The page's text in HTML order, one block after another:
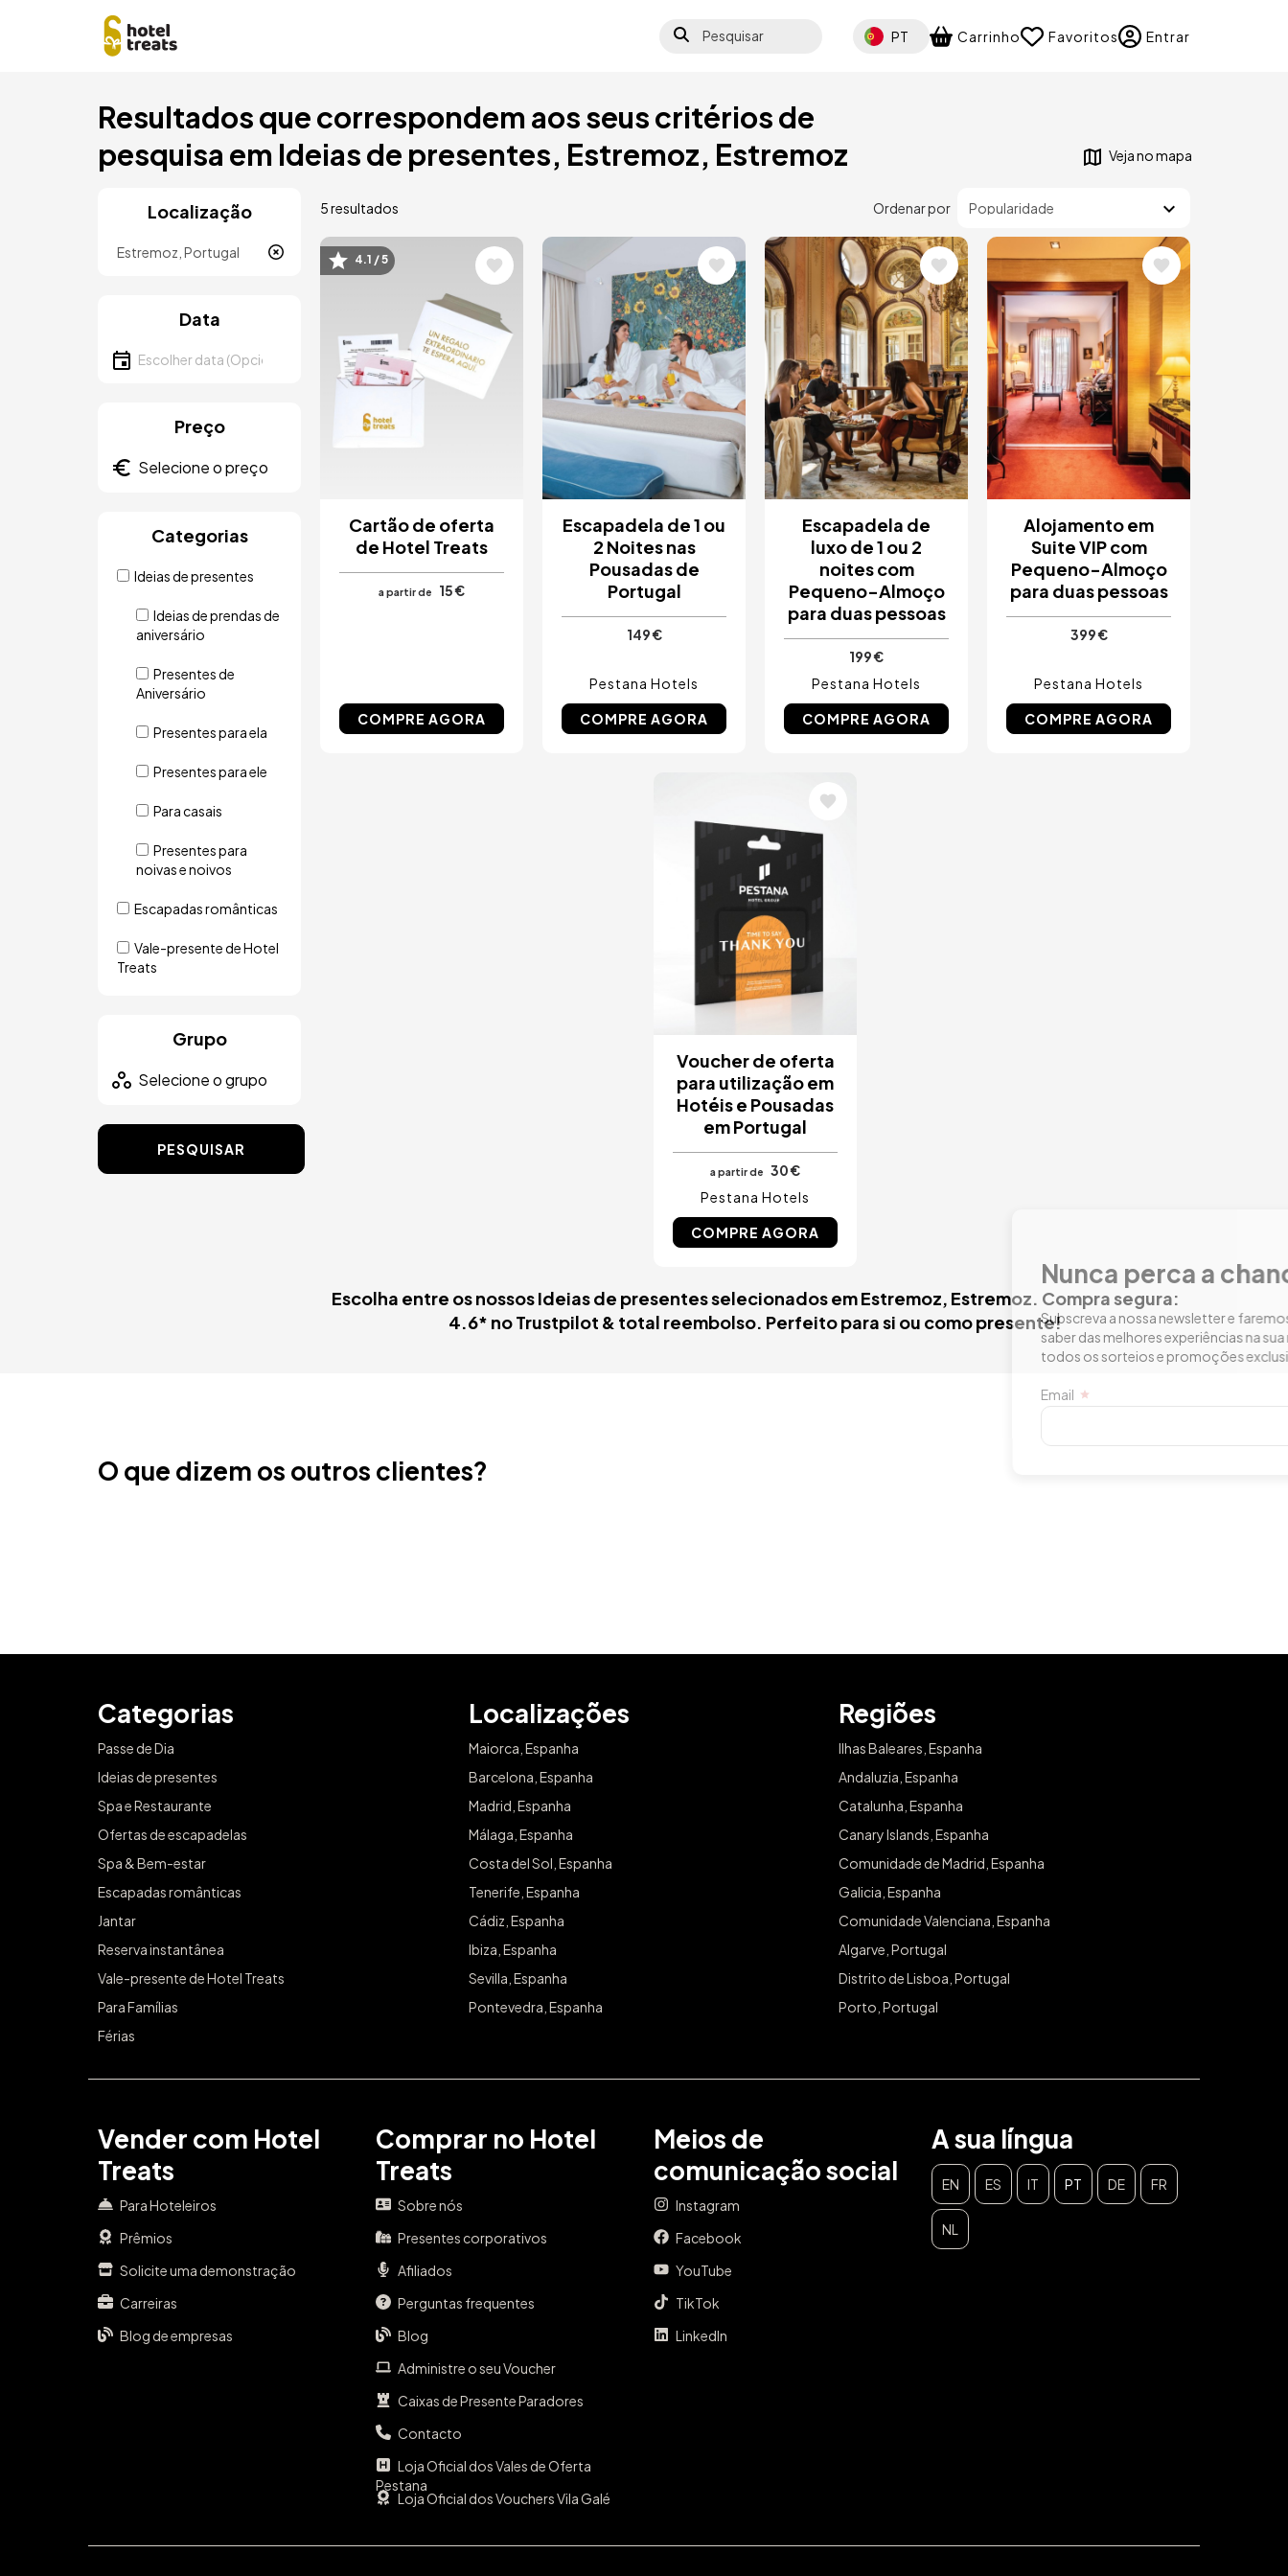
Pesquisar Select your language
PT Carrinho Favoritos Entrar
Resultados que correspondem aos seus critérios de
pesquisa em Ideias de presentes, Estremoz, Estremoz
Veja no mapa
Localização
Data
Escolher data
Preço
Categorias
Ideias de presentes
Ideias de prendas de
aniversário
Presentes de
Aniversário
Presentes para ela
Presentes para ele
Para casais
Presentes para
noivas e noivos
Escapadas românticas
Vale-presente de Hotel
Treats
Grupo
PESQUISAR
Ordenar por
5 resultados
Imagem
4.1 / 5
Cartão de oferta
de Hotel Treats
a partir de 15 €
COMPRE AGORA
Imagem
Escapadela de 1 ou
2 Noites nas
Pousadas de
Portugal
149 €
Pestana Hotels
COMPRE AGORA
Imagem
Escapadela de
luxo de 1 ou 2
noites com
Pequeno-Almoço
para duas pessoas
199 €
Pestana Hotels
COMPRE AGORA
Imagem
Alojamento em
Suite VIP com
Pequeno-Almoço
para duas pessoas
399 €
Pestana Hotels
COMPRE AGORA
Voucher de oferta
para utilização em
Hotéis e Pousadas
em Portugal
a partir de
30 €
Pestana Hotels
COMPRE AGORA
Escolha entre os nossos Ideias de presentes selecionados em Estremoz, Estremoz. Compra segura:
4.6* no Trustpilot & total reembolso. Perfeito para si ou como presente!
O que dizem os outros clientes?
Categorias
Passe de Dia
Ideias de presentes
Spa e Restaurante
Ofertas de escapadelas
Spa & Bem-estar
Escapadas românticas
Jantar
Reserva instantânea
Vale-presente de Hotel Treats
Para Famílias
Férias
Localizações
Maiorca, Espanha
Barcelona, Espanha
Madrid, Espanha
Málaga, Espanha
Costa del Sol, Espanha
Tenerife, Espanha
Cádiz, Espanha
Ibiza, Espanha
Sevilla, Espanha
Pontevedra, Espanha
Regiões
Ilhas Baleares, Espanha
Andaluzia, Espanha
Catalunha, Espanha
Canary Islands, Espanha
Comunidade de Madrid, Espanha
Galicia, Espanha
Comunidade Valenciana, Espanha
Algarve, Portugal
Distrito de Lisboa, Portugal
Porto, Portugal
Vender com Hotel
Treats
Para Hoteleiros
Prêmios
Solicite uma demonstração
Carreiras
Blog de empresas
Comprar no Hotel
Treats
Sobre nós
Presentes corporativos
Afiliados
Perguntas frequentes
Blog
Administre o seu Voucher
Caixas de Presente Paradores
Contacto
Loja Oficial dos Vales de Oferta
Pestana
Loja Oficial dos Vouchers Vila Galé
Meios de
comunicação social
Instagram
Facebook
YouTube
TikTok
LinkedIn
A sua língua
EN ES IT PT DE FR
NL
Nunca perca a chance de mimar-se
Subscreva a nossa newsletter e faremos com que seja sempre o primeiro a
saber das melhores experiências na sua região. Iremos informá-lo sobre
todos os sorteios e promoções exclusivas para os nossos assinantes!